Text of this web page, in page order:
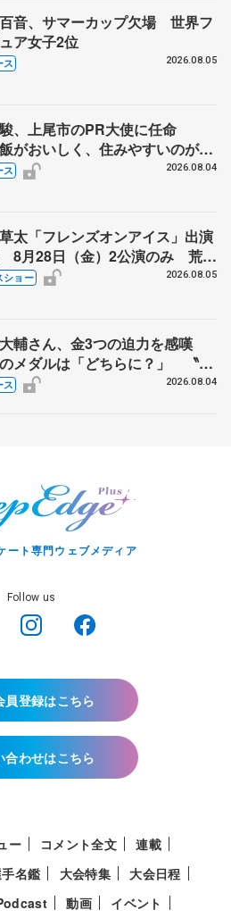
音、サマーカップ欠場 世界フ
ア女子2位
ス 2026.08.05
、上尾市のPR大使に任命
飯がおいしく、住みやすいのが魅
ス 2026.08.04
太「フレンズオンアイス」出演
8月28日（金）2公演のみ 荒川
んプロデュース、20周年のアイ
ショー 2026.08.05
輔さん、金3つの迫力を感嘆
メダルは「どちらに？」 〝リ
〟オリンピック3連覇の野村忠
ス 2026.08.04
ート専門ウェブメディア
Follow us
員登録はこちら
合わせはこちら
ー コメント全文
連載
名鑑 大会特集
大会日程
動画 イベント